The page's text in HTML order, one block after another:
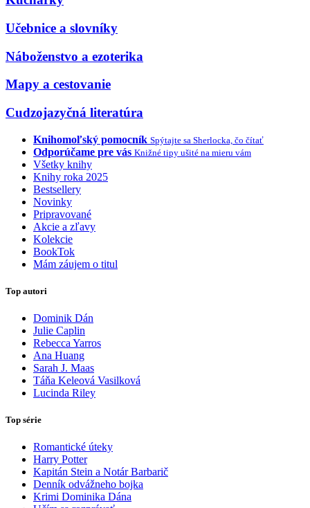
Učebnice a slovníky
Náboženstvo a ezoterika
Mapy a cestovanie
Cudzojazyčná literatúra
Knihomoľský pomocník Spýtajte sa Sherlocka, čo čítať
Odporúčame pre vás Knižné tipy ušité na mieru vám
Všetky knihy
Knihy roka 2025
Bestsellery
Novinky
Pripravované
Akcie a zľavy
Kolekcie
BookTok
Mám záujem o titul
Top autori
Dominik Dán
Julie Caplin
Rebecca Yarros
Ana Huang
Sarah J. Maas
Táňa Keleová Vasilková
Lucinda Riley
Top série
Romantické úteky
Harry Potter
Kapitán Stein a Notár Barbarič
Denník odvážneho bojka
Krimi Dominika Dána